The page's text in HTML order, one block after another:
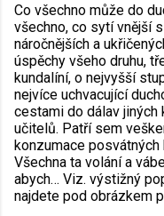
Co všechno může do
všechno, co sytí vnější
náročnějších a
úspěchy všeho druhu,
kundalíní, o nejvyšší
nejvíce uchvacující
cestami do dálav jiných
učitelů. Patří sem
konzumace
Všechna ta volání a
abych… Viz. výstižný
najdete pod obrázkem